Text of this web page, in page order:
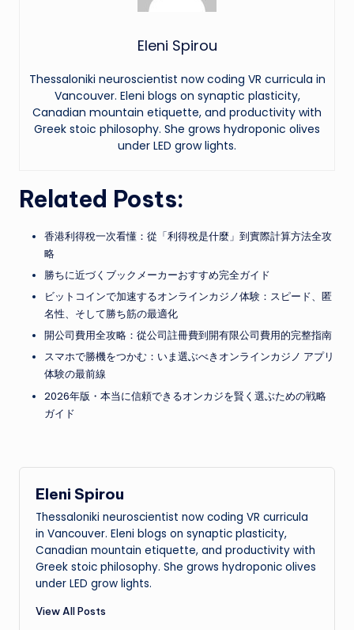
Eleni Spirou
Thessaloniki neuroscientist now coding VR curricula in
Vancouver. Eleni blogs on synaptic plasticity,
Canadian mountain etiquette, and productivity with
Greek stoic philosophy. She grows hydroponic olives
under LED grow lights.
Related Posts:
香港利得稅一次看懂：從「利得稅是什麼」到實際計算方法全攻
略
勝ちに近づくブックメーカーおすすめ完全ガイド
ビットコインで加速するオンラインカジノ体験：スピード、匿
名性、そして勝ち筋の最適化
開公司費用全攻略：從公司註冊費到開有限公司費用的完整指南
スマホで勝機をつかむ：いま選ぶべきオンラインカジノ アプリ
体験の最前線
2026年版・本当に信頼できるオンカジを賢く選ぶための戦略
ガイド
Eleni Spirou
Thessaloniki neuroscientist now coding VR curricula
in Vancouver. Eleni blogs on synaptic plasticity,
Canadian mountain etiquette, and productivity with
Greek stoic philosophy. She grows hydroponic olives
under LED grow lights.
View All Posts